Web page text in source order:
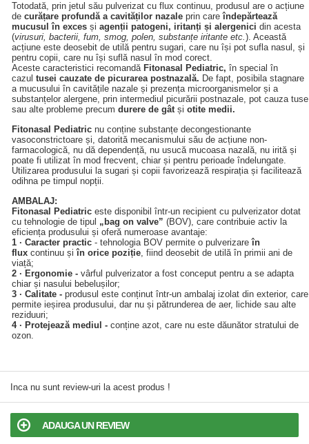
Totodată, prin jetul său pulverizat cu flux continuu, produsul are o acțiune
de curățare profundă a cavităților nazale prin careîndepărtează
mucusul în exces și agenții patogeni, iritanți și alergenici din acesta
(virusuri, bacterii, fum, smog, polen, substanțe iritante etc.). Această
acțiune este deosebit de utilă pentru sugari, care nu își pot sufla nasul, și
pentru copii, care nu își suflă nasul în mod corect.
Aceste caracteristici recomandă Fitonasal Pediatric, în special în
cazul tusei cauzate de picurarea postnazală. De fapt, posibila stagnare
a mucusului în cavitățile nazale și prezența microorganismelor și a
substanțelor alergene, prin intermediul picurării postnazale, pot cauza tuse
sau alte probleme precum durere de gât și otite medii.
Fitonasal Pediatric nu conține substanțe decongestionante
vasoconstrictoare și, datorită mecanismului său de acțiune non-
farmacologică, nu dă dependență, nu usucă mucoasa nazală, nu irită și
poate fi utilizat în mod frecvent, chiar și pentru perioade îndelungate.
Utilizarea produsului la sugari și copii favorizează respirația și facilitează
odihna pe timpul nopții.
AMBALAJ:
Fitonasal Pediatric este disponibil într-un recipient cu pulverizator dotat
cu tehnologie de tipul „bag on valve” (BOV), care contribuie activ la
eficiența produsului și oferă numeroase avantaje:
1 · Caracter practic - tehnologia BOV permite o pulverizareîn
flux continuu șiîn orice poziție, fiind deosebit de utilă în primii ani de
viață;
2 · Ergonomie - vârful pulverizator a fost conceput pentru a se adapta
chiar și nasului bebelușilor;
3 · Calitate - produsul este conținut într-un ambalaj izolat din exterior, care
permite ieșirea produsului, dar nu și pătrunderea de aer, lichide sau alte
reziduuri;
4 · Protejează mediul - conține azot, care nu este dăunător stratului de
ozon.
Inca nu sunt review-uri la acest produs !
ADAUGA UN REVIEW